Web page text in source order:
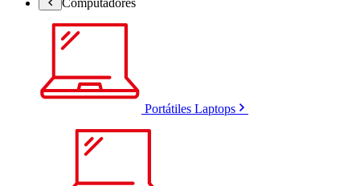
Portátiles Laptops